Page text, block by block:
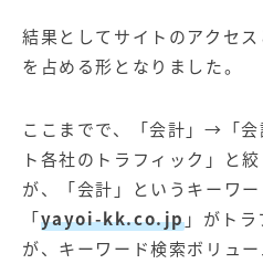
結果としてサイトのアクセ
を占める形となりました。
ここまでで、「会計」→「
ト各社のトラフィック」と
が、「会計」というキーワ
「yayoi-kk.co.jp」がト
が、キーワード検索ボリュ